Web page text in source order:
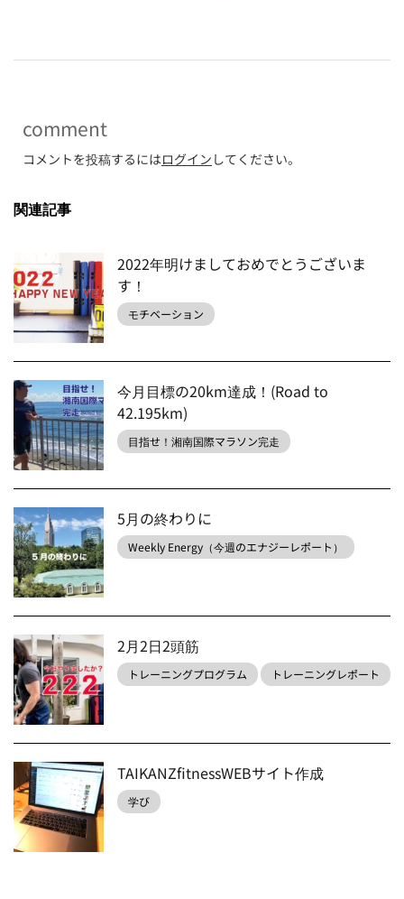
comment
コメントを投稿するにはログイン してください。
関連記事
2022年明けましておめでとうございま
す！
モチベーション
今月目標の20km達成！(Road to
42.195km)
目指せ！湘南国際マラソン完走
5月の終わりに
Weekly Energy（今週のエナジーレポート）
2月2日2頭筋
トレーニングプログラム トレーニングレポート
TAIKANZfitnessWEBサイト作成
学び